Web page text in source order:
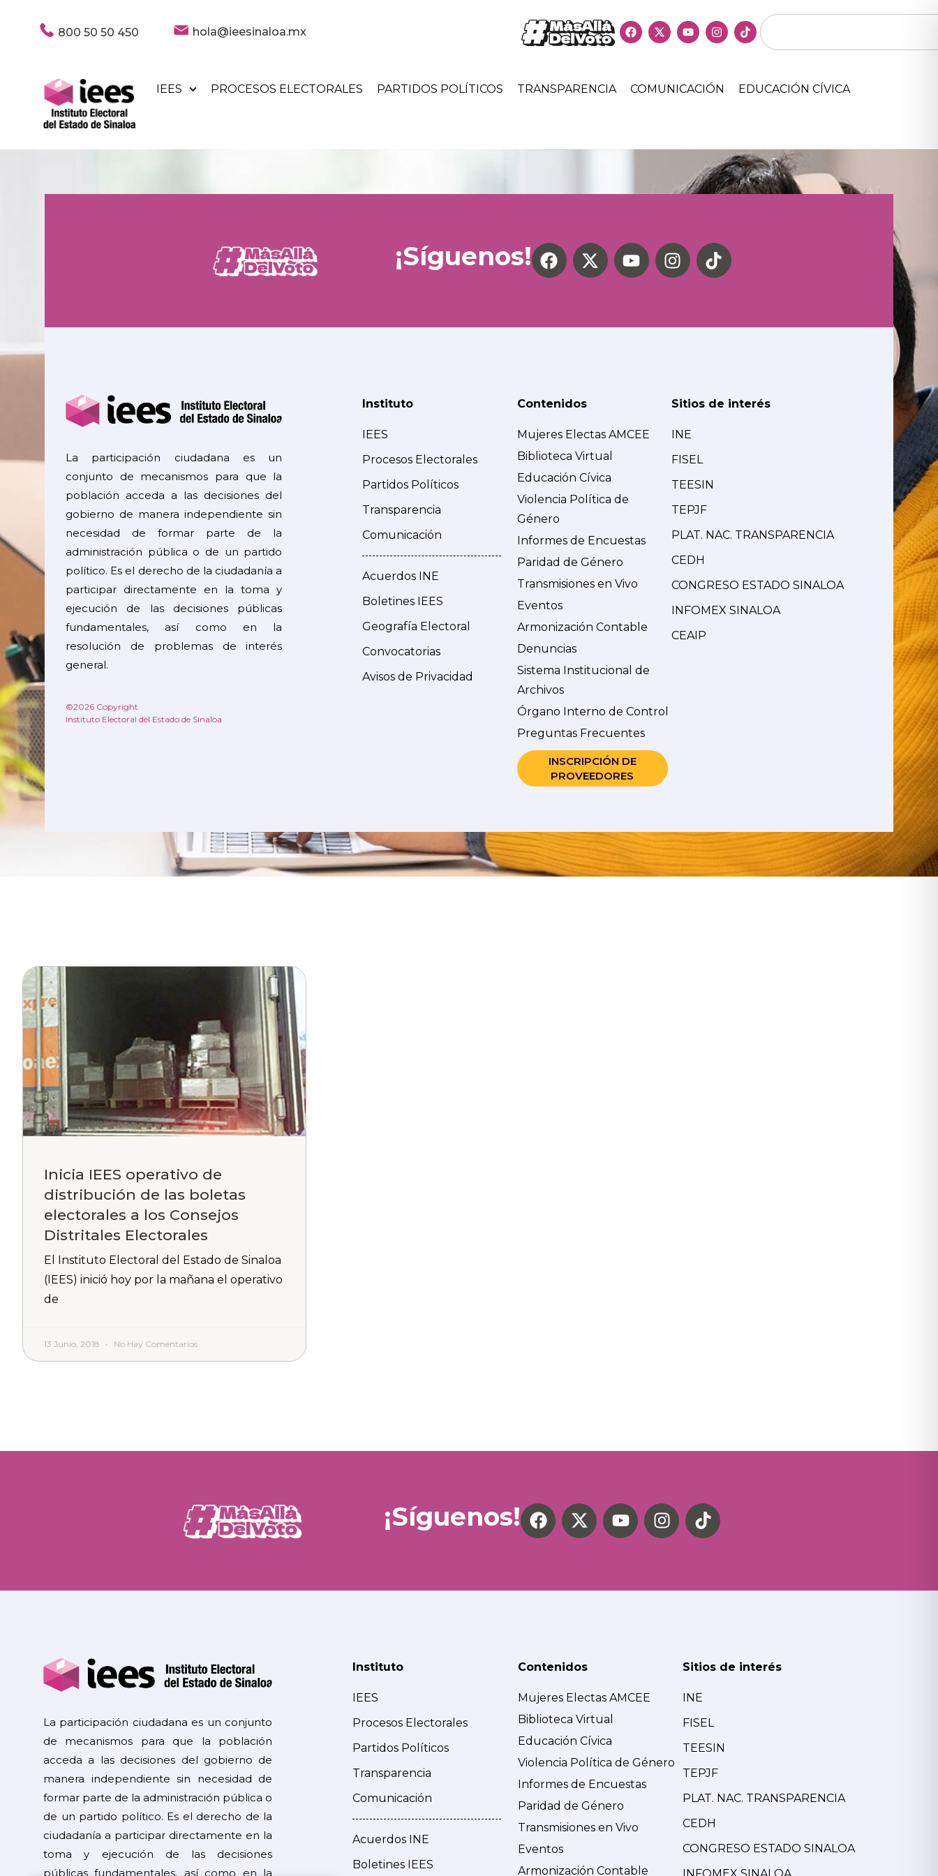
800 50 50 450 hola@ieesinaloa.mx
IEES PROCESOS ELECTORALES PARTIDOS POLÍTICOS TRANSPARENCIA COMUNICACIÓN EDUCACIÓN CÍVICA
¡Síguenos!
La participación ciudadana es un
conjunto de mecanismos para que la
población acceda a las decisiones del
gobierno de manera independiente sin
necesidad de formar parte de la
administración pública o de un partido
político. Es el derecho de la ciudadanía a
participar directamente en la toma y
ejecución de las decisiones públicas
fundamentales, así como en la
resolución de problemas de interés
general.
©2026 Copyright
Instituto Electoral del Estado de Sinaloa
Instituto
IEES
Procesos Electorales
Partidos Políticos
Transparencia
Comunicación
Acuerdos INE
Boletines IEES
Geografía Electoral
Convocatorias
Avisos de Privacidad
Contenidos
Mujeres Electas AMCEE
Biblioteca Virtual
Educación Cívica
Violencia Política de
Género
Informes de Encuestas
Paridad de Género
Transmisiones en Vivo
Eventos
Armonización Contable
Denuncias
Sistema Institucional de
Archivos
Órgano Interno de Control
Preguntas Frecuentes
INSCRIPCIÓN DE
PROVEEDORES
Sitios de interés
INE
FISEL
TEESIN
TEPJF
PLAT. NAC. TRANSPARENCIA
CEDH
CONGRESO ESTADO SINALOA
INFOMEX SINALOA
CEAIP
Inicia IEES operativo de
distribución de las boletas
electorales a los Consejos
Distritales Electorales
El Instituto Electoral del Estado de Sinaloa
(IEES) inició hoy por la mañana el operativo
de
13 Junio, 2018 No Hay Comentarios
¡Síguenos!
La participación ciudadana es un conjunto
de mecanismos para que la población
acceda a las decisiones del gobierno de
manera independiente sin necesidad de
formar parte de la administración pública o
de un partido político. Es el derecho de la
ciudadanía a participar directamente en la
toma y ejecución de las decisiones
públicas fundamentales, así como en la
Instituto
IEES
Procesos Electorales
Partidos Políticos
Transparencia
Comunicación
Acuerdos INE
Boletines IEES
Contenidos
Mujeres Electas AMCEE
Biblioteca Virtual
Educación Cívica
Violencia Política de Género
Informes de Encuestas
Paridad de Género
Transmisiones en Vivo
Eventos
Armonización Contable
Sitios de interés
INE
FISEL
TEESIN
TEPJF
PLAT. NAC. TRANSPARENCIA
CEDH
CONGRESO ESTADO SINALOA